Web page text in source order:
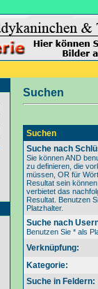
Suchen
Suchen
Suche nach
Sie können AND
zu definieren, die
müssen, OR für
Resultat sein
verbietet das
Resultat. Benutzen
Platzhalter.
Suche nach
Benutzen Sie * als
Verknüpfung:
Kategorie:
Suche in Feldern: